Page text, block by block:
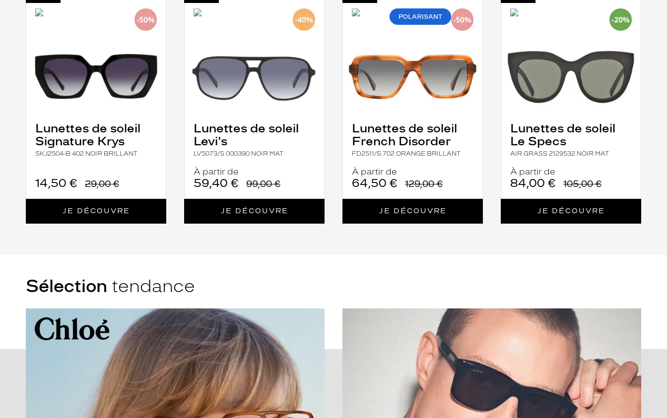
Lunettes de soleil
Signature Krys
SKJ2504-B 402 NOIR BRILLANT
14,50 € 29,00 €
JE DÉCOUVRE
-
SKJ2504-
Lunettes de soleil
Levi's
LV5073/S 000390 NOIR MAT
À partir de
59,40 € 99,00 €
JE DÉCOUVRE
-
LV5073/S
000390
POLARISANT
Lunettes de soleil
French Disorder
FD2511/S 702 ORANGE BRILLANT
À partir de
64,50 € 129,00 €
JE DÉCOUVRE
-
FD2511/S
702
Lunettes de soleil
Le Specs
AIR GRASS 2129532 NOIR MAT
À partir de
84,00 € 105,00 €
JE DÉCOUVRE
-
AIR
GRASS
Sélection tendance